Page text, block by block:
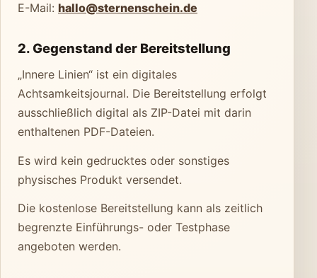
E-Mail: hallo@sternenschein.de
2. Gegenstand der Bereitstellung
„Innere Linien“ ist ein digitales
Achtsamkeitsjournal. Die Bereitstellung erfolgt
ausschließlich digital als ZIP-Datei mit darin
enthaltenen PDF-Dateien.
Es wird kein gedrucktes oder sonstiges
physisches Produkt versendet.
Die kostenlose Bereitstellung kann als zeitlich
begrenzte Einführungs- oder Testphase
angeboten werden.